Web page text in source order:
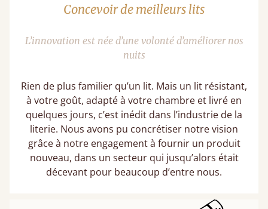
Concevoir de meilleurs lits
L’innovation est née d’une volonté d’améliorer nos
nuits
Rien de plus familier qu’un lit. Mais un lit résistant,
à votre goût, adapté à votre chambre et livré en
quelques jours, c’est inédit dans l’industrie de la
literie. Nous avons pu concrétiser notre vision
grâce à notre engagement à fournir un produit
nouveau, dans un secteur qui jusqu’alors était
décevant pour beaucoup d’entre nous.